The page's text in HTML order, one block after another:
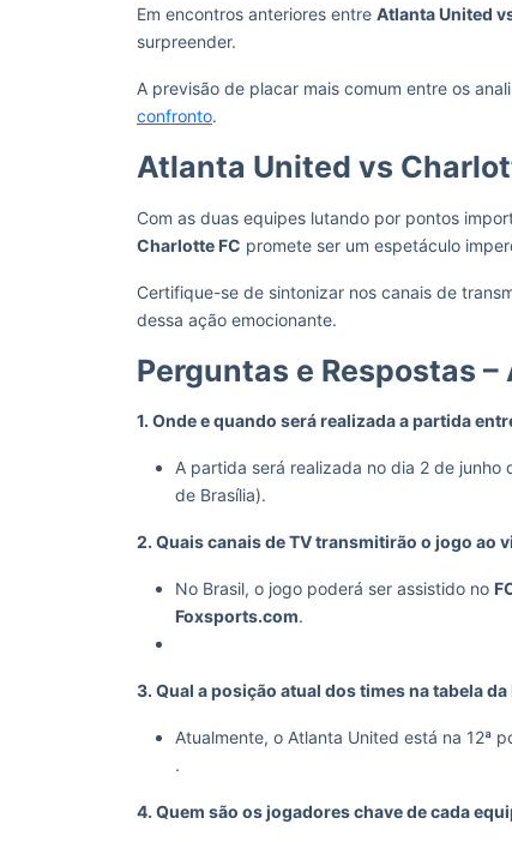
Em encontros anteriores entre Atlanta United
surpreender.
A previsão de placar mais comum entre os
confronto.
Atlanta United vs
Com as duas equipes lutando por pontos
Charlotte FC promete ser um espetáculo
Certifique-se de sintonizar nos canais de
dessa ação emocionante.
Perguntas e Respostas
1. Onde e quando será realizada a partida
A partida será realizada no dia 2 de junho
de Brasília).
2. Quais canais de TV transmitirão o jogo ao
No Brasil, o jogo poderá ser assistido no
Foxsports.com.
3. Qual a posição atual dos times na tabela da
Atualmente, o Atlanta United está na 12ª
.
4. Quem são os jogadores chave de cada